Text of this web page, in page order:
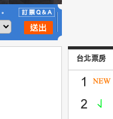
台北票房